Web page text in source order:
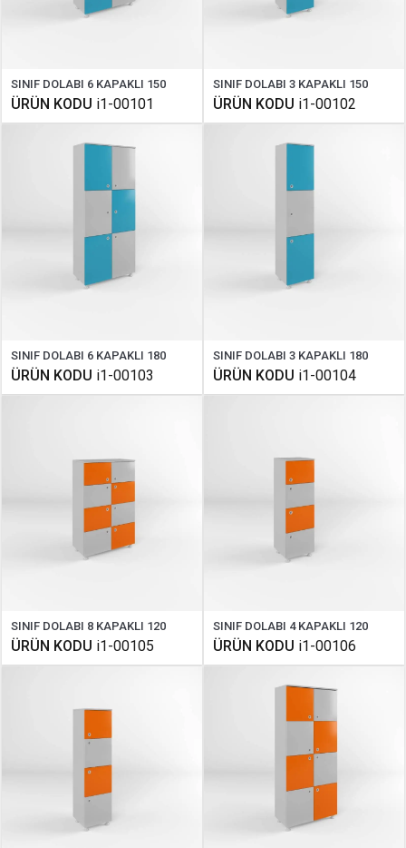
SINIF DOLABI 6 KAPAKLI 150
ÜRÜN KODU i1-00101
SINIF DOLABI 3 KAPAKLI 150
ÜRÜN KODU i1-00102
SINIF DOLABI 6 KAPAKLI 180
ÜRÜN KODU i1-00103
SINIF DOLABI 3 KAPAKLI 180
ÜRÜN KODU i1-00104
SINIF DOLABI 8 KAPAKLI 120
ÜRÜN KODU i1-00105
SINIF DOLABI 4 KAPAKLI 120
ÜRÜN KODU i1-00106